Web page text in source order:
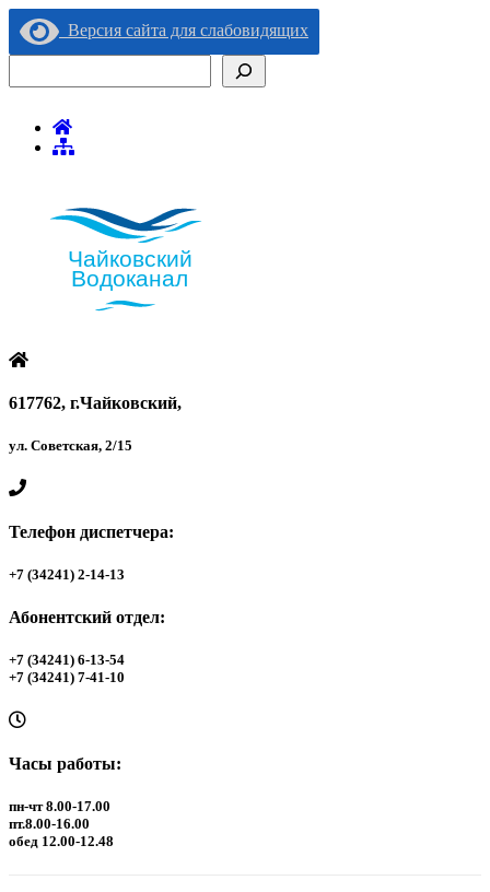
Версия сайта для слабовидящих
617762, г.Чайковский,
ул. Советская, 2/15
Телефон диспетчера:
+7 (34241) 2-14-13
Абонентский отдел:
+7 (34241) 6-13-54
+7 (34241) 7-41-10
Часы работы:
пн-чт 8.00-17.00
пт.8.00-16.00
обед 12.00-12.48